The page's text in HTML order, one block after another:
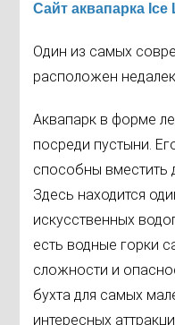
Сайт аквапарка Ice
Один из самых
расположен
Аквапарк в форме
посреди пустыни.
способны вместить
Здесь находится
искусственных
есть водные горки
сложности и
бухта для самых
интересных